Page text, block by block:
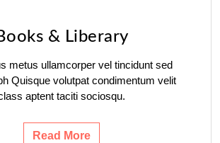
& Liberary
metus ullamcorper vel tincidunt sed
Quisque volutpat condimentum velit
aptent taciti sociosqu.
Read More